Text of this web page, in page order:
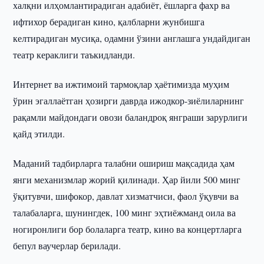
халқни илҳомлантирадиган адабиёт, ёшларга фахр ва
ифтихор берадиган кино, қалбларни жунбишга
келтирадиган мусиқа, одамни ўзини англашга ундайдиган
театр кераклиги таъкидланди.
Интернет ва ижтимоий тармоқлар ҳаётимизда муҳим
ўрин эгаллаётган ҳозирги даврда ижодкор-зиёлиларнинг
рақамли майдондаги овози баландроқ янграши зарурлиги
қайд этилди.
Маданий тадбирларга талабни ошириш мақсадида ҳам
янги механизмлар жорий қилинади. Ҳар йили 500 минг
ўқитувчи, шифокор, давлат хизматчиси, фаол ўқувчи ва
талабаларга, шунингдек, 100 минг эҳтиёжманд оила ва
ногиронлиги бор болаларга театр, кино ва концертларга
бепул ваучерлар берилади.